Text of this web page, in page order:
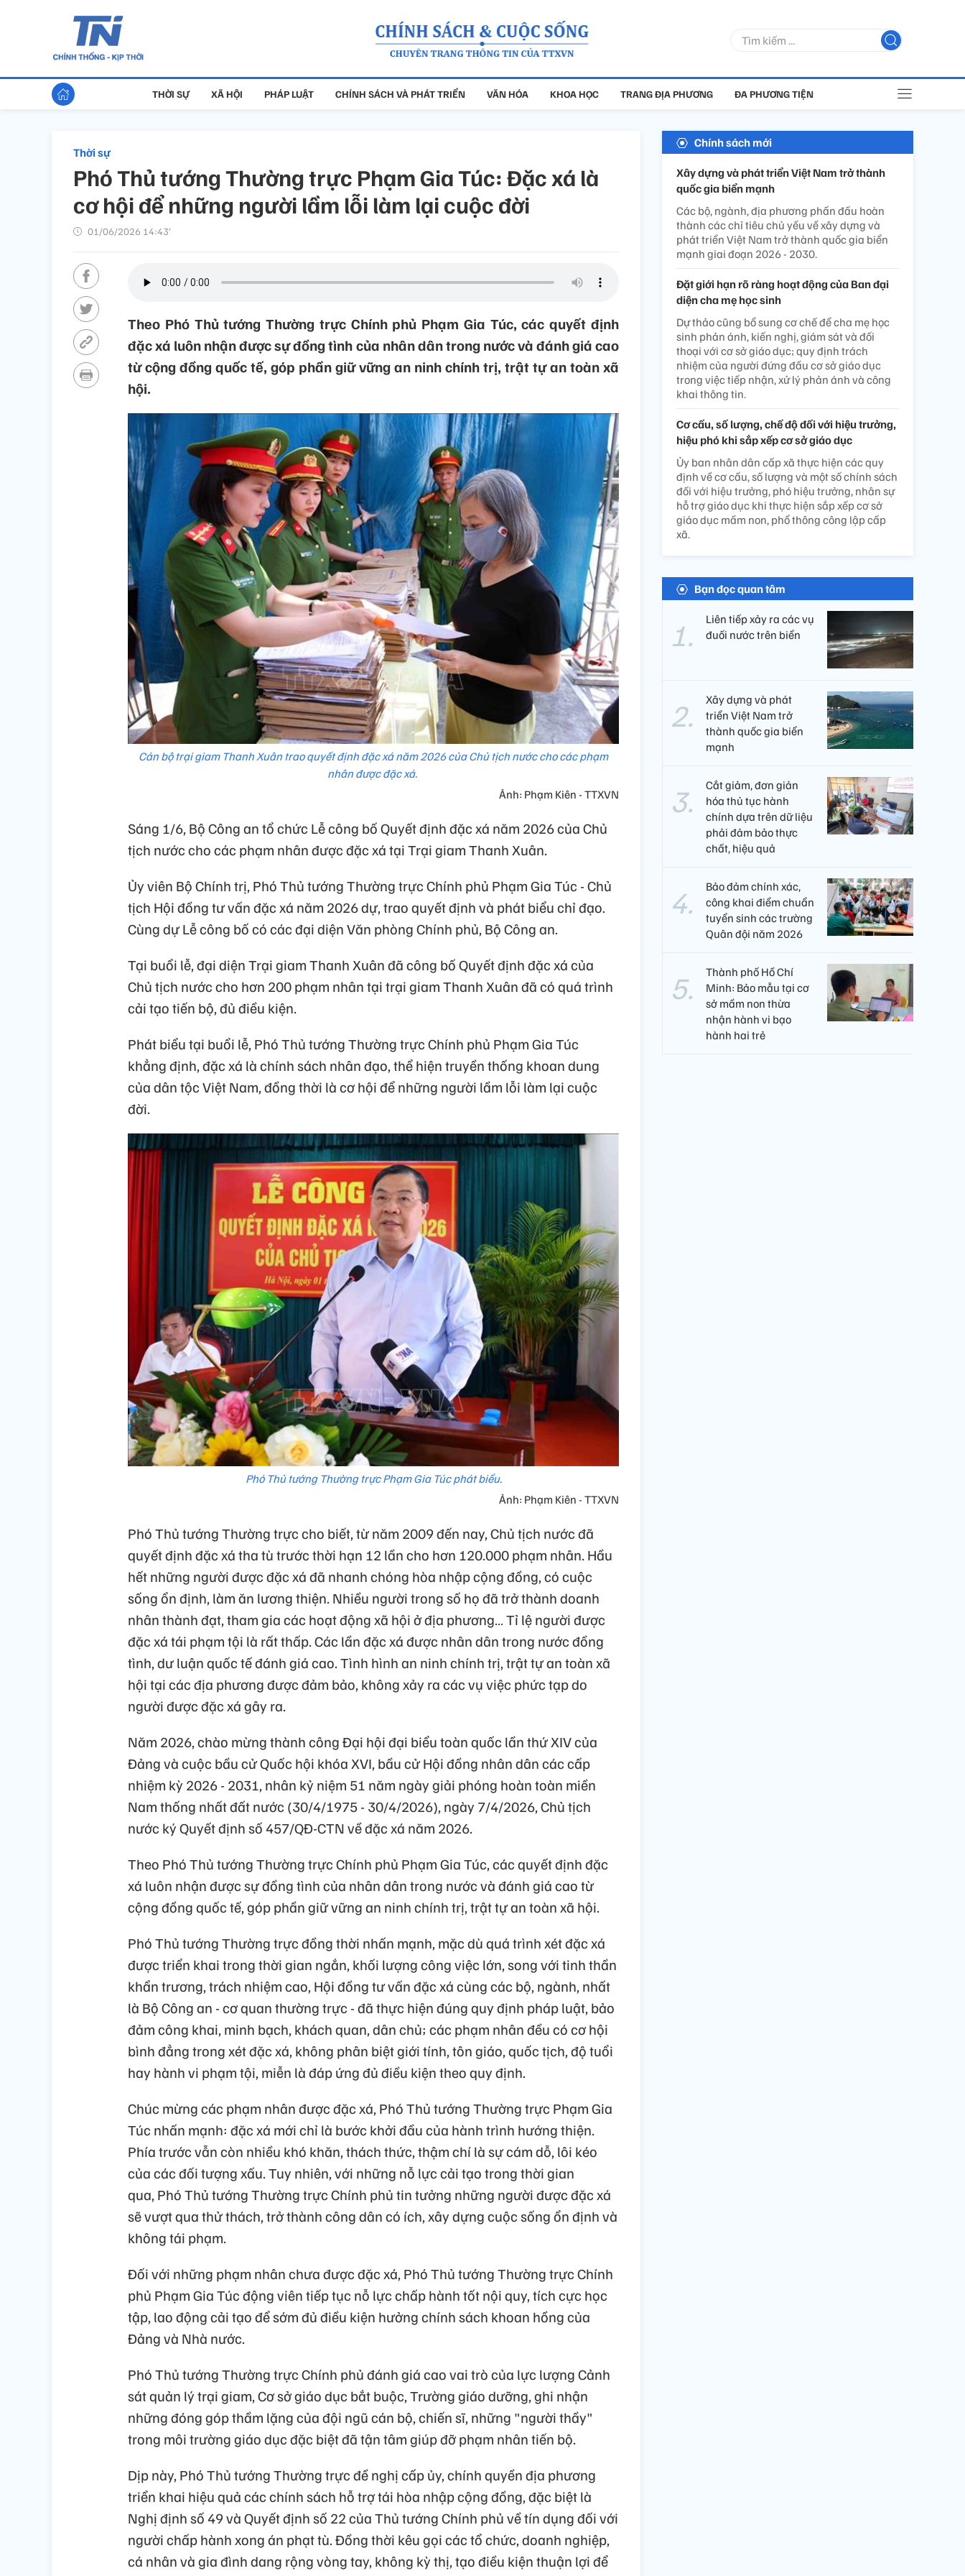
THỜI SỰ XÃ HỘI PHÁP LUẬT CHÍNH SÁCH VÀ PHÁT TRIỂN VĂN HÓA KHOA HỌC TRANG ĐỊA PHƯƠNG ĐA PHƯƠNG TIỆN
Thời sự
Phó Thủ tướng Thường trực Phạm Gia Túc: Đặc xá là
cơ hội để những người lầm lỗi làm lại cuộc đời
01/06/2026 14:43’
Theo Phó Thủ tướng Thường trực Chính phủ Phạm Gia Túc, các quyết định
đặc xá luôn nhận được sự đồng tình của nhân dân trong nước và đánh giá cao
từ cộng đồng quốc tế, góp phần giữ vững an ninh chính trị, trật tự an toàn xã
hội.
Cán bộ trại giam Thanh Xuân trao quyết định đặc xá năm 2026 của Chủ tịch nước cho các phạm
nhân được đặc xá.
Ảnh: Phạm Kiên - TTXVN
Sáng 1/6, Bộ Công an tổ chức Lễ công bố Quyết định đặc xá năm 2026 của Chủ
tịch nước cho các phạm nhân được đặc xá tại Trại giam Thanh Xuân.
Ủy viên Bộ Chính trị, Phó Thủ tướng Thường trực Chính phủ Phạm Gia Túc - Chủ
tịch Hội đồng tư vấn đặc xá năm 2026 dự, trao quyết định và phát biểu chỉ đạo.
Cùng dự Lễ công bố có các đại diện Văn phòng Chính phủ, Bộ Công an.
Tại buổi lễ, đại diện Trại giam Thanh Xuân đã công bố Quyết định đặc xá của
Chủ tịch nước cho hơn 200 phạm nhân tại trại giam Thanh Xuân đã có quá trình
cải tạo tiến bộ, đủ điều kiện.
Phát biểu tại buổi lễ, Phó Thủ tướng Thường trực Chính phủ Phạm Gia Túc
khẳng định, đặc xá là chính sách nhân đạo, thể hiện truyền thống khoan dung
của dân tộc Việt Nam, đồng thời là cơ hội để những người lầm lỗi làm lại cuộc
đời.
Phó Thủ tướng Thường trực Phạm Gia Túc phát biểu.
Ảnh: Phạm Kiên - TTXVN
Phó Thủ tướng Thường trực cho biết, từ năm 2009 đến nay, Chủ tịch nước đã
quyết định đặc xá tha tù trước thời hạn 12 lần cho hơn 120.000 phạm nhân. Hầu
hết những người được đặc xá đã nhanh chóng hòa nhập cộng đồng, có cuộc
sống ổn định, làm ăn lương thiện. Nhiều người trong số họ đã trở thành doanh
nhân thành đạt, tham gia các hoạt động xã hội ở địa phương… Tỉ lệ người được
đặc xá tái phạm tội là rất thấp. Các lần đặc xá được nhân dân trong nước đồng
tình, dư luận quốc tế đánh giá cao. Tình hình an ninh chính trị, trật tự an toàn xã
hội tại các địa phương được đảm bảo, không xảy ra các vụ việc phức tạp do
người được đặc xá gây ra.
Năm 2026, chào mừng thành công Đại hội đại biểu toàn quốc lần thứ XIV của
Đảng và cuộc bầu cử Quốc hội khóa XVI, bầu cử Hội đồng nhân dân các cấp
nhiệm kỳ 2026 - 2031, nhân kỷ niệm 51 năm ngày giải phóng hoàn toàn miền
Nam thống nhất đất nước (30/4/1975 - 30/4/2026), ngày 7/4/2026, Chủ tịch
nước ký Quyết định số 457/QĐ-CTN về đặc xá năm 2026.
Theo Phó Thủ tướng Thường trực Chính phủ Phạm Gia Túc, các quyết định đặc
xá luôn nhận được sự đồng tình của nhân dân trong nước và đánh giá cao từ
cộng đồng quốc tế, góp phần giữ vững an ninh chính trị, trật tự an toàn xã hội.
Phó Thủ tướng Thường trực đồng thời nhấn mạnh, mặc dù quá trình xét đặc xá
được triển khai trong thời gian ngắn, khối lượng công việc lớn, song với tinh thần
khẩn trương, trách nhiệm cao, Hội đồng tư vấn đặc xá cùng các bộ, ngành, nhất
là Bộ Công an - cơ quan thường trực - đã thực hiện đúng quy định pháp luật, bảo
đảm công khai, minh bạch, khách quan, dân chủ; các phạm nhân đều có cơ hội
bình đẳng trong xét đặc xá, không phân biệt giới tính, tôn giáo, quốc tịch, độ tuổi
hay hành vi phạm tội, miễn là đáp ứng đủ điều kiện theo quy định.
Chúc mừng các phạm nhân được đặc xá, Phó Thủ tướng Thường trực Phạm Gia
Túc nhấn mạnh: đặc xá mới chỉ là bước khởi đầu của hành trình hướng thiện.
Phía trước vẫn còn nhiều khó khăn, thách thức, thậm chí là sự cám dỗ, lôi kéo
của các đối tượng xấu. Tuy nhiên, với những nỗ lực cải tạo trong thời gian
qua, Phó Thủ tướng Thường trực Chính phủ tin tưởng những người được đặc xá
sẽ vượt qua thử thách, trở thành công dân có ích, xây dựng cuộc sống ổn định và
không tái phạm.
Đối với những phạm nhân chưa được đặc xá, Phó Thủ tướng Thường trực Chính
phủ Phạm Gia Túc động viên tiếp tục nỗ lực chấp hành tốt nội quy, tích cực học
tập, lao động cải tạo để sớm đủ điều kiện hưởng chính sách khoan hồng của
Đảng và Nhà nước.
Phó Thủ tướng Thường trực Chính phủ đánh giá cao vai trò của lực lượng Cảnh
sát quản lý trại giam, Cơ sở giáo dục bắt buộc, Trường giáo dưỡng, ghi nhận
những đóng góp thầm lặng của đội ngũ cán bộ, chiến sĩ, những "người thầy"
trong môi trường giáo dục đặc biệt đã tận tâm giúp đỡ phạm nhân tiến bộ.
Dịp này, Phó Thủ tướng Thường trực đề nghị cấp ủy, chính quyền địa phương
triển khai hiệu quả các chính sách hỗ trợ tái hòa nhập cộng đồng, đặc biệt là
Nghị định số 49 và Quyết định số 22 của Thủ tướng Chính phủ về tín dụng đối với
người chấp hành xong án phạt tù. Đồng thời kêu gọi các tổ chức, doanh nghiệp,
cá nhân và gia đình dang rộng vòng tay, không kỳ thị, tạo điều kiện thuận lợi để
Chính sách mới
Xây dựng và phát triển Việt Nam trở thành
quốc gia biển mạnh
Các bộ, ngành, địa phương phấn đấu hoàn
thành các chỉ tiêu chủ yếu về xây dựng và
phát triển Việt Nam trở thành quốc gia biển
mạnh giai đoạn 2026 - 2030.
Đặt giới hạn rõ ràng hoạt động của Ban đại
diện cha mẹ học sinh
Dự thảo cũng bổ sung cơ chế để cha mẹ học
sinh phản ánh, kiến nghị, giám sát và đối
thoại với cơ sở giáo dục; quy định trách
nhiệm của người đứng đầu cơ sở giáo dục
trong việc tiếp nhận, xử lý phản ánh và công
khai thông tin.
Cơ cấu, số lượng, chế độ đối với hiệu trưởng,
hiệu phó khi sắp xếp cơ sở giáo dục
Ủy ban nhân dân cấp xã thực hiện các quy
định về cơ cấu, số lượng và một số chính sách
đối với hiệu trưởng, phó hiệu trưởng, nhân sự
hỗ trợ giáo dục khi thực hiện sắp xếp cơ sở
giáo dục mầm non, phổ thông công lập cấp
xã.
Bạn đọc quan tâm
Liên tiếp xảy ra các vụ
đuối nước trên biển
Xây dựng và phát
triển Việt Nam trở
thành quốc gia biển
mạnh
Cắt giảm, đơn giản
hóa thủ tục hành
chính dựa trên dữ liệu
phải đảm bảo thực
chất, hiệu quả
Bảo đảm chính xác,
công khai điểm chuẩn
tuyển sinh các trường
Quân đội năm 2026
Thành phố Hồ Chí
Minh: Bảo mẫu tại cơ
sở mầm non thừa
nhận hành vi bạo
hành hai trẻ